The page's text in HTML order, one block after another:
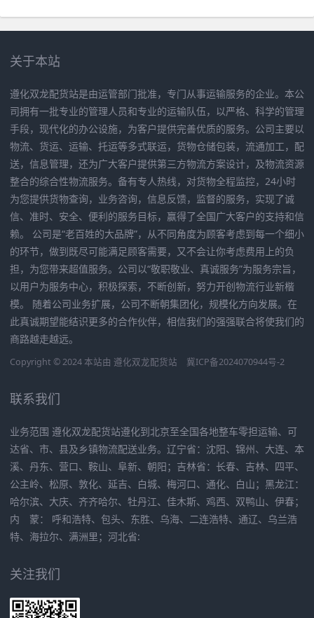
关于本站
遵化双龙配货站是由运管部门批准，专门从事运输服务的企业。本公
司拥有一批专业的管理人员和专业的运输队伍，以严格、科学的管理
手段，现代化的办公设施，为客户提供完善优质的服务。公司主要以
物流、货运、运输、托运等多式联运，货物仓储包装，流通加工，配
送，信息管理，还为广大客户提供第三方物流方案设计，及物流资源
整合的综合性物流服务。备有专人热线，对货物全程监控，24小时
为您提供货物查询，业务咨询，信息反馈，监督的服务，实现了诚
信、准时、安全、便利的服务目标，赢得了全国广大客户的支持和信
赖。 公司是“老百姓的大品牌”，从不同角度为顾客考虑到每一个细小
的环节，做到既尽可能满足顾客需要，又不会让你考虑费用上的负
担，为您带来超值服务。公司以“敬职敬业、真诚服务”为服务宗旨，
以用户为服务中心，积极探索，不断创新，努力开创物流行业新楷
模。 随着公司业务扩展，公司不断朝集团化，规模化方向发展。在
此真诚期望能结识更多的合作伙伴，相信我们的强强联合将使我们的
商路越走越远。
Copyright © 2024 本站由 遵化双龙配货站 冀ICP备2024070944号-2
联系我们
业务范围 遵化双龙配货站遵化到北京至全国各地整车零担运输、可
达省、市、县及乡镇物流配送业务。辽宁省：沈阳、锦州、大连、本
溪、丹东、营口、鞍山、阜新、朝阳；吉林省：长春、吉林、四平、
公主岭、松原、敦化、延吉、白城、梅河口、通化、白山；黑龙江：
哈尔滨、大庆、齐齐哈尔、牡丹江、佳木斯、鸡西、双鸭山、伊春；
内 蒙： 呼和浩特、包头、东胜、乌海、二连浩特、通辽、乌兰浩
特、海拉尔、满洲里；河北省:
关注我们